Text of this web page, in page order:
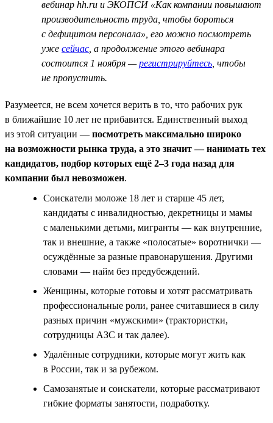
вебинар hh.ru и ЭКОПСИ «Как компании повышают
производительность труда, чтобы бороться
с дефицитом персонала», его можно посмотреть
уже сейчас , а продолжение этого вебинара
состоится 1 ноября —регистрируйтесь , чтобы
не пропустить.
Разумеется, не всем хочется верить в то, что рабочих рук
в ближайшие 10 лет не прибавится. Единственный выход
из этой ситуации — посмотреть максимально широко
на возможности рынка труда, а это значит — нанимать тех
кандидатов, подбор которых ещё 2–3 года назад для
компании был невозможен.
Соискатели моложе 18 лет и старше 45 лет,
кандидаты с инвалидностью, декретницы и мамы
с маленькими детьми, мигранты — как внутренние,
так и внешние, а также «полосатые» воротнички —
осуждённые за разные правонарушения. Другими
словами — найм без предубеждений.
Женщины, которые готовы и хотят рассматривать
профессиональные роли, ранее считавшиеся в силу
разных причин «мужскими» (трактористки,
сотрудницы АЗС и так далее).
Удалённые сотрудники, которые могут жить как
в России, так и за рубежом.
Самозанятые и соискатели, которые рассматривают
гибкие форматы занятости, подработку.